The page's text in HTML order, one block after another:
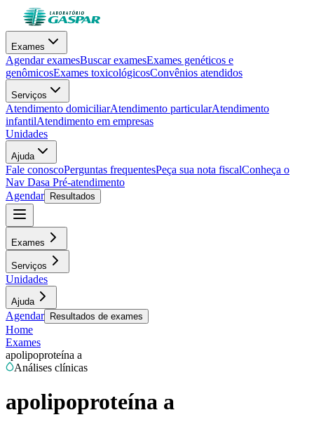
Exames
Agendar examesBuscar examesExames genéticos e
genômicosExames toxicológicosConvênios atendidos
Serviços
Atendimento domiciliarAtendimento particularAtendimento
infantilAtendimento em empresas
Unidades
Ajuda
Fale conoscoPerguntas frequentesPeça sua nota fiscalConheça o
Nav Dasa Pré-atendimento
Agendar
Resultados
Exames
Serviços
Unidades
Ajuda
Agendar Resultados de exames
Home
Exames
apolipoproteína a
Análises clínicas
apolipoproteína a